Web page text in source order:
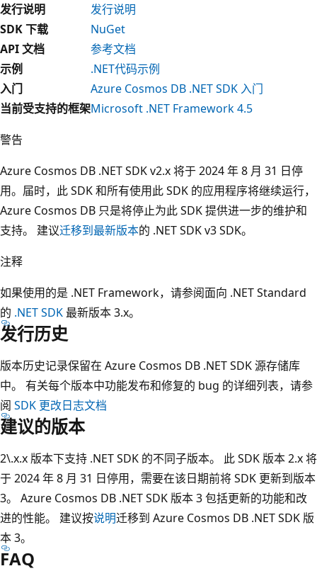
发行说明
发行说明
SDK 下载
NuGet
API 文档
参考文档
示例
.NET代码示例
入门
Azure Cosmos DB .NET SDK 入门
当前受支持的框架Microsoft .NET Framework 4.5
警告
Azure Cosmos DB .NET SDK v2.x 将于 2024 年 8 月 31 日停
用。届时，此 SDK 和所有使用此 SDK 的应用程序将继续运行，
Azure Cosmos DB 只是将停止为此 SDK 提供进一步的维护和
支持。 建议迁移到最新版本的 .NET SDK v3 SDK。
注释
如果使用的是 .NET Framework，请参阅面向 .NET Standard
的 .NET SDK最新版本 3.x。
发行历史
版本历史记录保留在 Azure Cosmos DB .NET SDK 源存储库
中。 有关每个版本中功能发布和修复的 bug 的详细列表，请参
阅 SDK 更改日志文档
建议的版本
2\.x.x 版本下支持 .NET SDK 的不同子版本。 此 SDK 版本 2.x 将
于 2024 年 8 月 31 日停用，需要在该日期前将 SDK 更新到版本
3。 Azure Cosmos DB .NET SDK 版本 3 包括更新的功能和改
进的性能。 建议按说明迁移到 Azure Cosmos DB .NET SDK 版
本 3。
FAQ